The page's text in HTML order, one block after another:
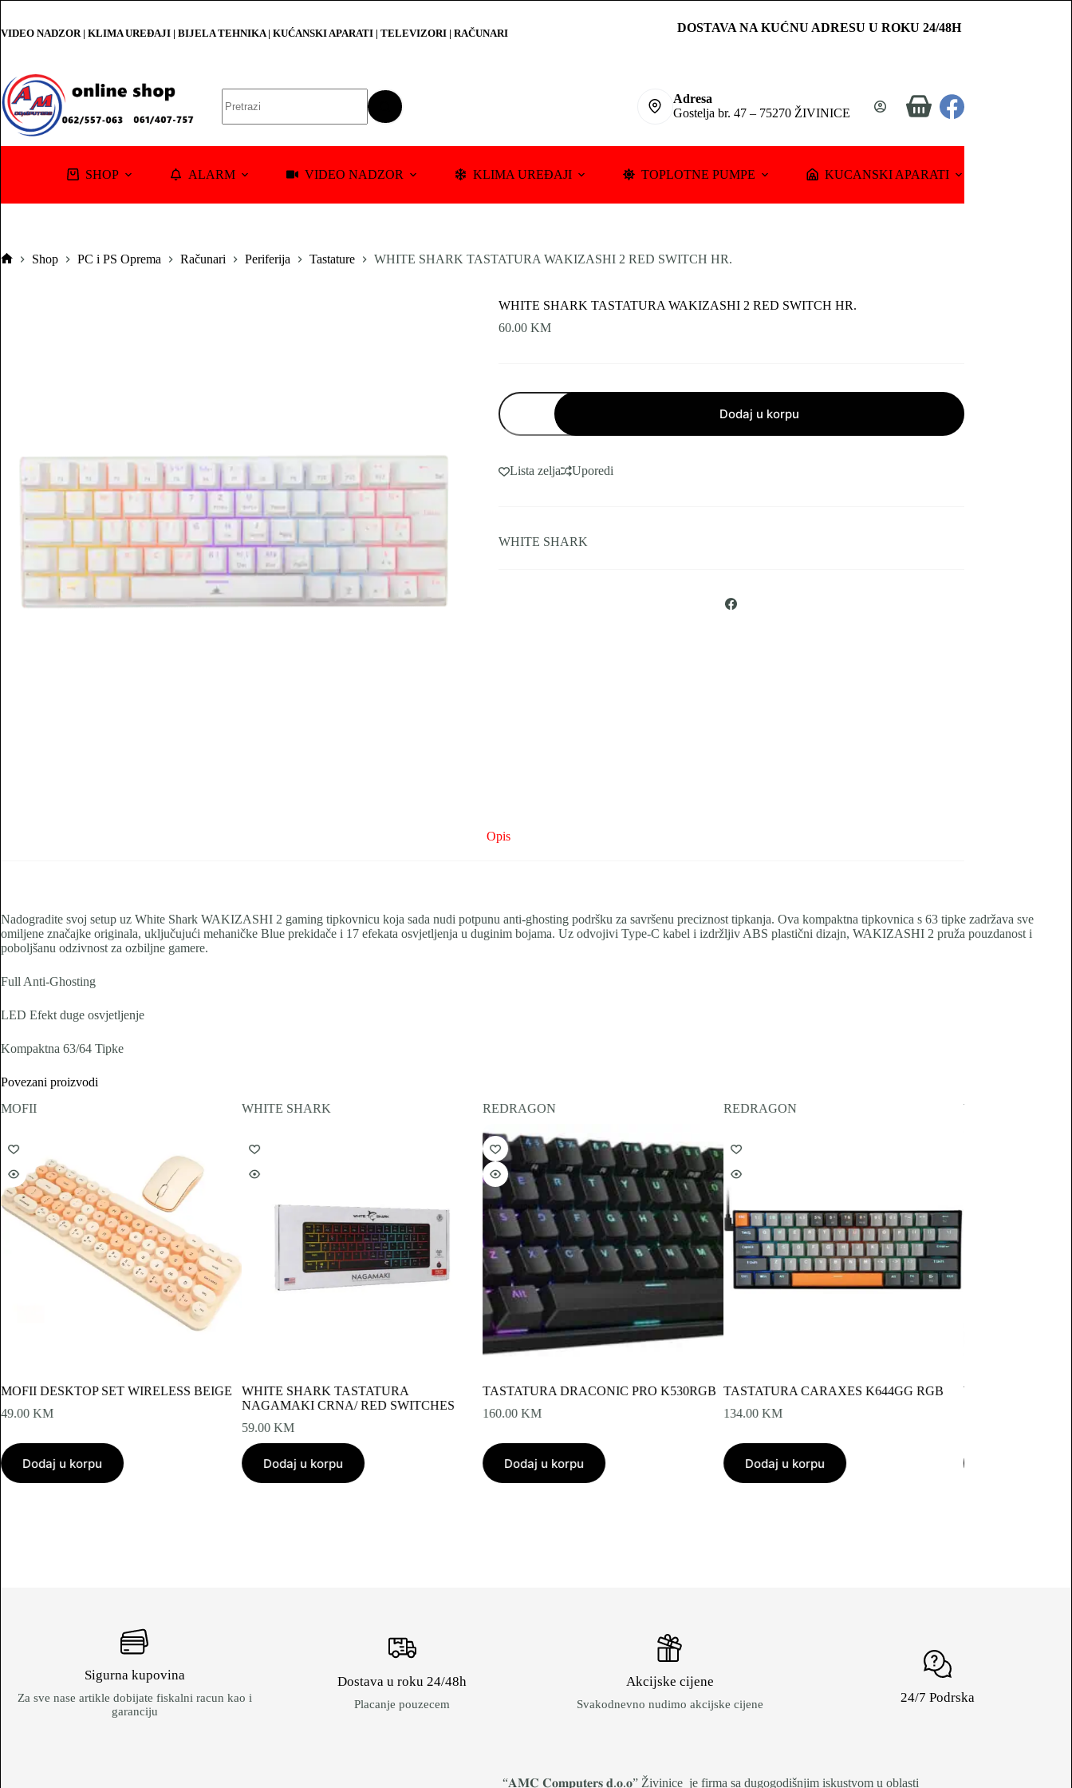
content
VIDEO NADZOR | KLIMA UREĐAJI | BIJELA TEHNIKA | KUĆANSKI APARATI | TELEVIZORI | RAČUNARI DOSTAVA NA KUĆNU ADRESU U ROKU 24/48H
results
Adresa
Gostelja br. 47 – 75270 ŽIVINICE
Shopping
SHOP ALARM VIDEO NADZOR KLIMA UREĐAJI TOPLOTNE PUMPE KUCANSKI APARATI
Shop PC i PS Oprema Računari Periferija Tastature WHITE SHARK TASTATURA WAKIZASHI 2 RED SWITCH HR.
WHITE SHARK TASTATURA WAKIZASHI 2 RED SWITCH HR.
60.00 KM
WHITE
SHARK
TASTATURA
WAKIZASHI
RED
SWITCH
Dodaj u korpu
Lista zelja Uporedi
WHITE SHARK
Opis
Nadogradite svoj setup uz White Shark WAKIZASHI 2 gaming tipkovnicu koja sada nudi potpunu anti-ghosting podršku za savršenu preciznost tipkanja. Ova kompaktna tipkovnica s 63 tipke zadržava sve
omiljene značajke originala, uključujući mehaničke Blue prekidače i 17 efekata osvjetljenja u duginim bojama. Uz odvojivi Type-C kabel i izdržljiv ABS plastični dizajn, WAKIZASHI 2 pruža pouzdanost i
poboljšanu odzivnost za ozbiljne gamere.
Full Anti-Ghosting
LED Efekt duge osvjetljenje
Kompaktna 63/64 Tipke
Povezani proizvodi
MOFII
MOFII DESKTOP SET WIRELESS BEIGE
49.00 KM
Dodaj u korpu
WHITE SHARK
WHITE SHARK TASTATURA
NAGAMAKI CRNA/ RED SWITCHES
59.00 KM
Dodaj u korpu
REDRAGON
TASTATURA DRACONIC PRO K530RGB
160.00 KM
Dodaj u korpu
REDRAGON
TASTATURA CARAXES K644GG RGB
134.00 KM
Dodaj u korpu
WHITE SHARK
WHITE SHARK
Sigurna kupovina
Za sve nase artikle dobijate fiskalni racun kao i
garanciju
Dostava u roku 24/48h
Placanje pouzecem
Akcijske cijene
Svakodnevno nudimo akcijske cijene 24/7 Podrska
“𝐀𝐌𝐂 𝐂𝐨𝐦𝐩𝐮𝐭𝐞𝐫𝐬 𝐝.𝐨.𝐨” Živinice je firma sa dugogodišnjim iskustvom u oblasti